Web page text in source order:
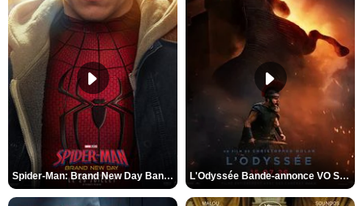
Spider-Man: Brand New Day Bande-annonce VO STFR L'Odyssée Bande-annonce VO STFR